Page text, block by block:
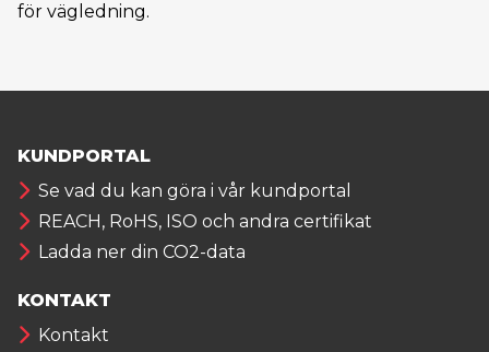
för vägledning.
KUNDPORTAL
Se vad du kan göra i vår kundportal
REACH, RoHS, ISO och andra certifikat
Ladda ner din CO2-data
KONTAKT
Kontakt